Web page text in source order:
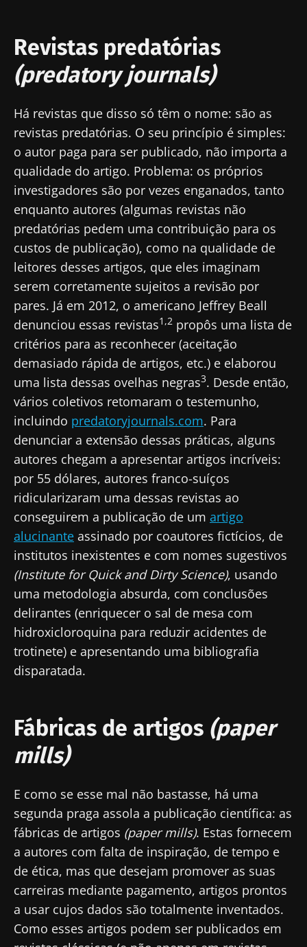
Revistas predatórias
(predatory journals)
Há revistas que disso só têm o nome: são as
revistas predatórias. O seu princípio é simples:
o autor paga para ser publicado, não importa a
qualidade do artigo. Problema: os próprios
investigadores são por vezes enganados, tanto
enquanto autores (algumas revistas não
predatórias pedem uma contribuição para os
custos de publicação), como na qualidade de
leitores desses artigos, que eles imaginam
serem corretamente sujeitos a revisão por
pares. Já em 2012, o americano Jeffrey Beall
denunciou essas revistas1,2 propôs uma lista de
critérios para as reconhecer (aceitação
demasiado rápida de artigos, etc.) e elaborou
uma lista dessas ovelhas negras3. Desde então,
vários coletivos retomaram o testemunho,
incluindo predatoryjournals.com. Para
denunciar a extensão dessas práticas, alguns
autores chegam a apresentar artigos incríveis:
por 55 dólares, autores franco-suíços
ridicularizaram uma dessas revistas ao
conseguirem a publicação de um artigo
alucinante assinado por coautores fictícios, de
institutos inexistentes e com nomes sugestivos
(Institute for Quick and Dirty Science), usando
uma metodologia absurda, com conclusões
delirantes (enriquecer o sal de mesa com
hidroxicloroquina para reduzir acidentes de
trotinete) e apresentando uma bibliografia
disparatada.
Fábricas de artigos (paper
mills)
E como se esse mal não bastasse, há uma
segunda praga assola a publicação científica: as
fábricas de artigos (paper mills). Estas fornecem
a autores com falta de inspiração, de tempo e
de ética, mas que desejam promover as suas
carreiras mediante pagamento, artigos prontos
a usar cujos dados são totalmente inventados.
Como esses artigos podem ser publicados em
Fique connosco!
Junte-se à comunidade de profissionais de
saúde e investigadores da Microbiota e
receba o "Microbiota Digest" e o "HCP
Magazine" para se manter atualizado com as
últimas notícias sobre a microbiota.